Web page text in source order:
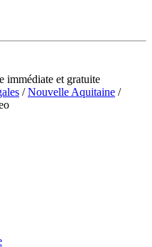
immédiate et gratuite
/Nouvelle Aquitaine /